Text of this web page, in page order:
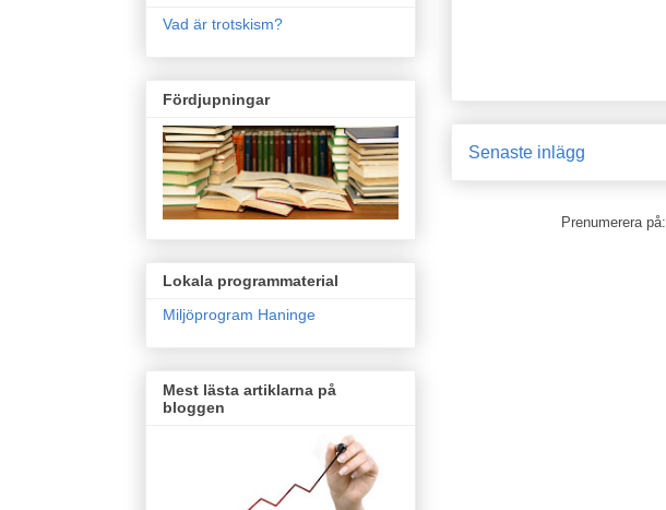
Senaste inlägg
Prenumerera på:
Vad är trotskism?
Fördjupningar
Lokala programmaterial
Miljöprogram Haninge
Mest lästa artiklarna på
bloggen